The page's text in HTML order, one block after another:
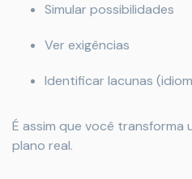
Simular possibilidades
Ver exigências
Identificar lacunas
É assim que você transforma
plano real.